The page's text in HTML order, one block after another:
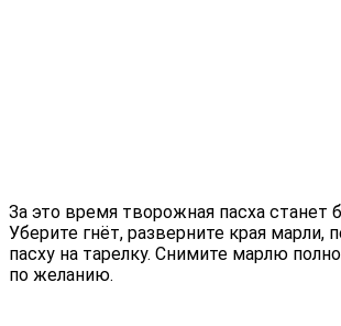
За это время творожная пасха станет
Уберите гнёт, разверните края марли,
пасху на тарелку. Снимите марлю
по желанию.